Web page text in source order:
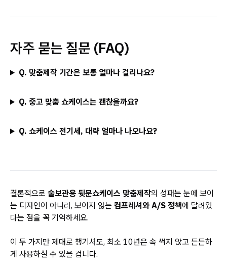
자주 묻는 질문 (FAQ)
Q. 맞춤제작 기간은 보통 얼마나 걸리나요?
Q. 중고 맞춤 쇼케이스는 괜찮을까요?
Q. 쇼케이스 전기세, 대략 얼마나 나오나요?
결론적으로 술보관용 뒷문쇼케이스 맞춤제작의 성패는 눈에 보이
는 디자인이 아니라, 보이지 않는 컴프레셔와 A/S 정책에 달려있
다는 점을 꼭 기억하세요.
이 두 가지만 제대로 챙기셔도, 최소 10년은 속 썩지 않고 든든하
게 사용하실 수 있을 겁니다.